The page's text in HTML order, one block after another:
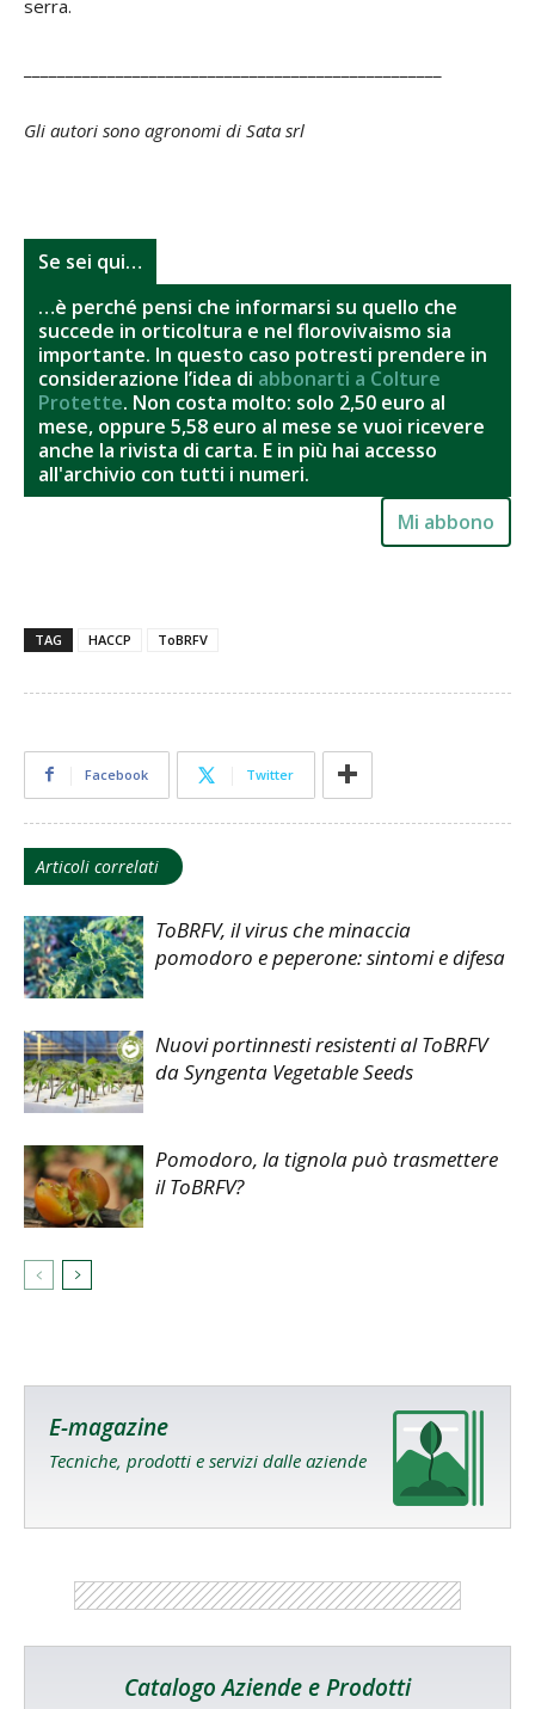
serra.
Gli autori sono agronomi di Sata srl
Se sei qui…
…è perché pensi che informarsi su quello che
succede in orticoltura e nel florovivaismo sia
importante. In questo caso potresti prendere in
considerazione l’idea di abbonarti a Colture
Protette. Non costa molto: solo 2,50 euro al
mese, oppure 5,58 euro al mese se vuoi ricevere
anche la rivista di carta. E in più hai accesso
all'archivio con tutti i numeri.
Mi abbono
TAG HACCP ToBRFV
Facebook Twitter
Articoli correlati
ToBRFV, il virus che minaccia
pomodoro e peperone: sintomi e difesa
Nuovi portinnesti resistenti al ToBRFV
da Syngenta Vegetable Seeds
Pomodoro, la tignola può trasmettere
il ToBRFV?
E-magazine
Tecniche, prodotti e servizi dalle aziende
Catalogo Aziende e Prodotti